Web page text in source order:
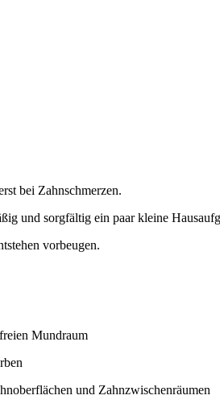
bei Zahnschmerzen.
und sorgfältig ein paar kleine
vorbeugen.
Mundraum
und Zahnzwischenräumen